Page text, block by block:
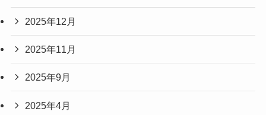
2025年12月
2025年11月
2025年9月
2025年4月